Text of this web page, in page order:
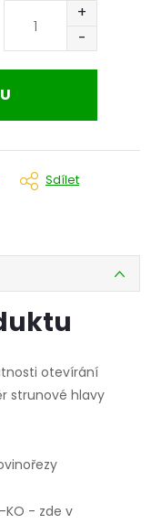
Sdílet
otevírání
strunové hlavy
KO - zde v